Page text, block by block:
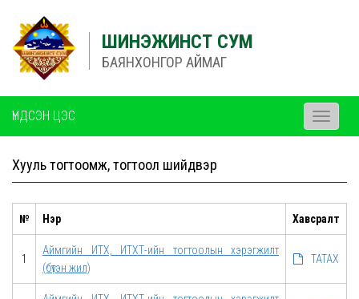
ШИНЭЖИНСТ СУМ
БАЯНХОНГОР АЙМАГ
ҮНДСЭН ЦЭС
Toggle
Хууль тогтоомж, тогтоол шийдвэр
№ Нэр Хавсралт
1
Аймгийн ИТХ, ИТХТ-ийн тогтоолын хэрэгжилт
(бүтэн жил)
ТАТАХ